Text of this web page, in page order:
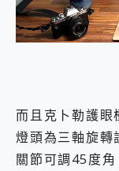
而且克⼘勒護眼
燈頭為三軸旋轉
關節可調45度